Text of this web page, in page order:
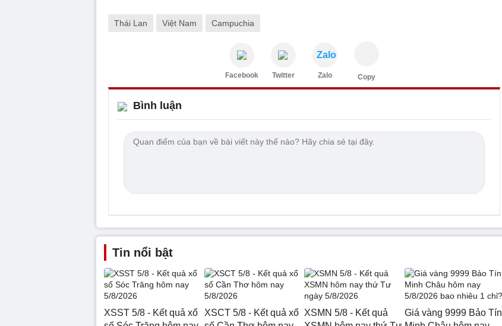
Thái Lan Việt Nam Campuchia
Facebook Twitter
Zalo
Zalo Copy
Bình luận
Tin nổi bật
XSST 5/8 - Kết quả xổ
XSCT 5/8 - Kết quả xổ
XSMN 5/8 - Kết quả
Giá vàng 9999 Bảo Tín